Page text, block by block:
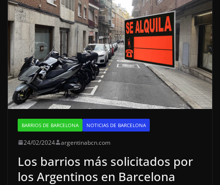
BARRIOS DE BARCELONA NOTICIAS DE BARCELONA
24/02/2024 argentinabcn.com
Los barrios más solicitados por
los Argentinos en Barcelona